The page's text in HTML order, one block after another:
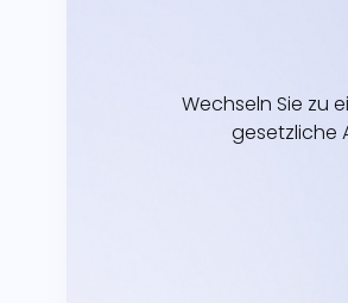
Wechseln Sie zu
gesetzliche